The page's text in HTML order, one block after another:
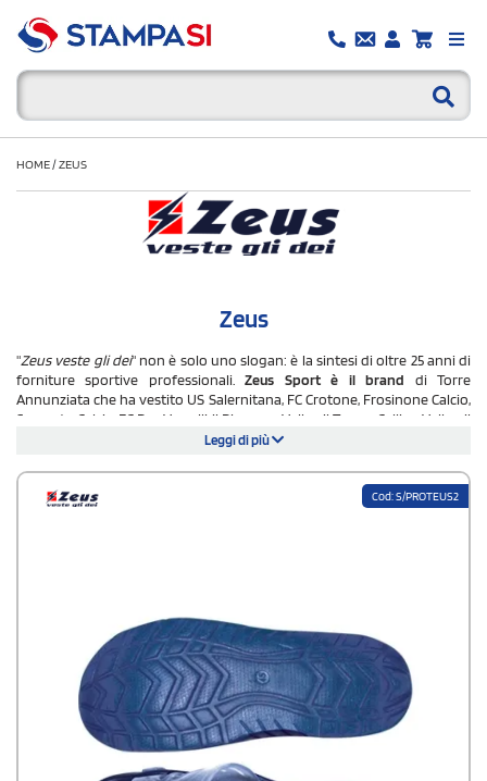
HOME/ZEUS
Zeus
"Zeus veste gli dei" non è solo uno slogan: è la sintesi di oltre 25 anni di
forniture sportive professionali.Zeus Sport è il brand di Torre
Annunziata che ha vestito US Salernitana, FC Crotone, Frosinone Calcio,
Sorrento Calcio, FC Pro Vercelli, il Piacenza Volley, il Tonno Callipo Volley, il
Comitato Olimpico Bulgaro e il Trident Motosport in Formula 3. Un
amatoriale.
rinforzate per resistenza nel tempo e taglie disponibili per adulti e
Bozza grafica gratuita, stampa solo dopo la tua approvazione,
spedizione inclusa su tutto il territorio italiano.
Continua a leggere...
Leggi di più
Cod: S/PROTEUS2